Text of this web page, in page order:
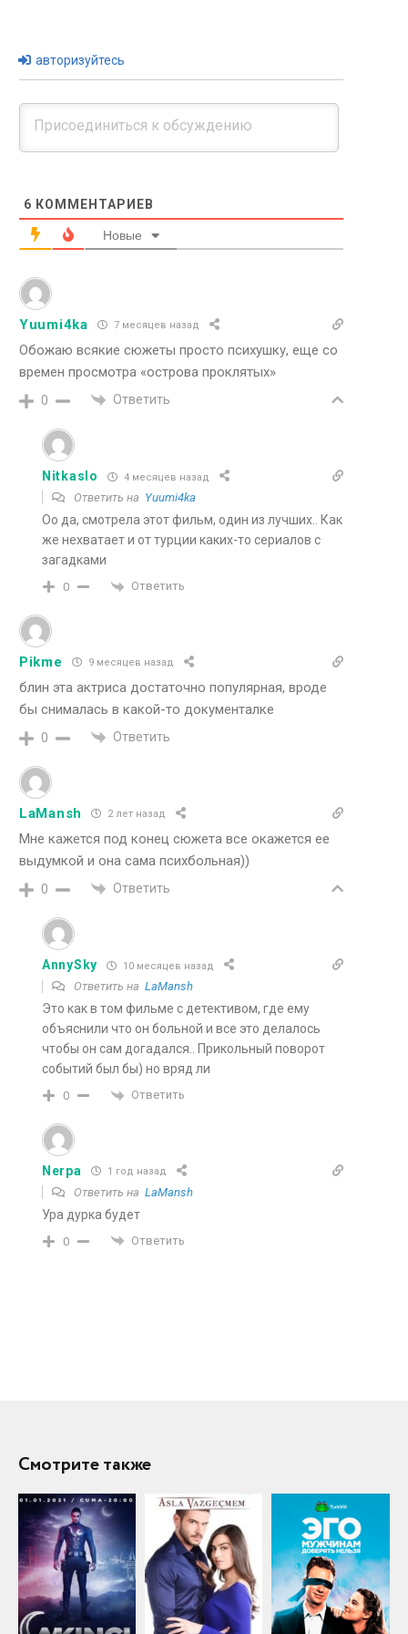
авторизуйтесь
6 КОММЕНТАРИЕВ
Новые
Yuumi4ka 7 месяцев назад
Обожаю всякие сюжеты просто психушку, еще со
времен просмотра «острова проклятых»
0 Ответить
Nitkaslo 4 месяцев назад
Ответить на Yuumi4ka
Оо да, смотрела этот фильм, один из лучших.. Как
же нехватает и от турции каких-то сериалов с
загадками
0 Ответить
Pikme 9 месяцев назад
блин эта актриса достаточно популярная, вроде
бы снималась в какой-то документалке
0 Ответить
LaMansh 2 лет назад
Мне кажется под конец сюжета все окажется ее
выдумкой и она сама психбольная))
0 Ответить
AnnySky 10 месяцев назад
Ответить на LaMansh
Это как в том фильме с детективом, где ему
объяснили что он больной и все это делалось
чтобы он сам догадался.. Прикольный поворот
событий был бы) но вряд ли
0 Ответить
Nerpa 1 год назад
Ответить на LaMansh
Ура дурка будет
0 Ответить
Смотрите также